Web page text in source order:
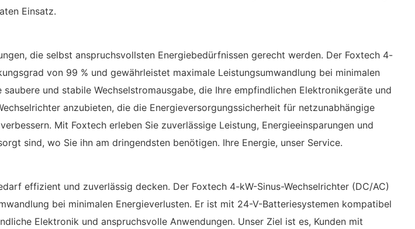
Einsatz.
die selbst anspruchsvollsten Energiebedürfnissen gerecht werden. Der Foxtech 4-
von 99 % und gewährleistet maximale Leistungsumwandlung bei minimalen
und stabile Wechselstromausgabe, die Ihre empfindlichen Elektronikgeräte und
anzubieten, die die Energieversorgungssicherheit für netzunabhängige
Mit Foxtech erleben Sie zuverlässige Leistung, Energieeinsparungen und
sind, wo Sie ihn am dringendsten benötigen. Ihre Energie, unser Service.
effizient und zuverlässig decken. Der Foxtech 4-kW-Sinus-Wechselrichter (DC/AC)
bei minimalen Energieverlusten. Er ist mit 24-V-Batteriesystemen kompatibel
Elektronik und anspruchsvolle Anwendungen. Unser Ziel ist es, Kunden mit